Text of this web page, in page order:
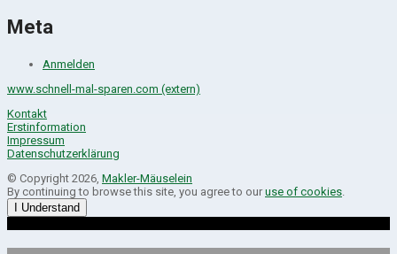
Meta
Anmelden
www.schnell-mal-sparen.com (extern)
Kontakt
Erstinformation
Impressum
Datenschutzerklärung
© Copyright 2026, Makler-Mäuselein
By continuing to browse this site, you agree to our use of cookies
I Understand